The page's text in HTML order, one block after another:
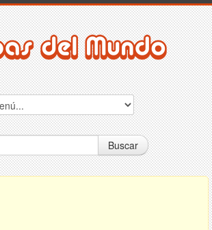
Buscar